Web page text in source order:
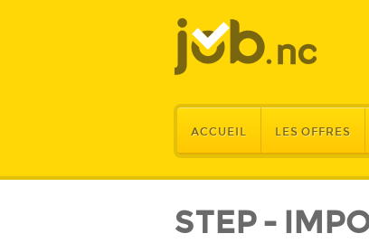
ACCUEIL LES OFFRES
STEP -